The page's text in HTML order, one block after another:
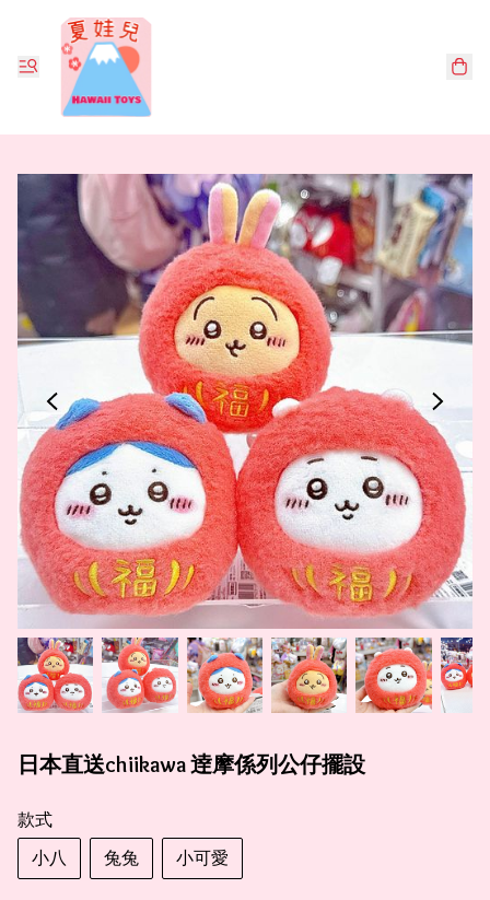
日本直送chiikawa 逹摩係列公仔擺設
款式
小八
兔兔 小可愛